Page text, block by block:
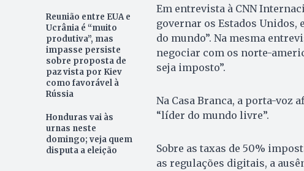
Reunião entre EUA e
Ucrânia é “muito
produtiva”, mas
impasse persiste
sobre proposta de
paz vista por Kiev
como favorável à
Rússia
Honduras vai às
urnas neste
domingo; veja quem
disputa a eleição
Em entrevista à CNN
governar os Estados Unidos,
do mundo”. Na mesma
negociar com os norte-
seja imposto”.
Na Casa Branca, a porta-voz
“líder do mundo livre”.
Sobre as taxas de 50%
as regulações digitais, a